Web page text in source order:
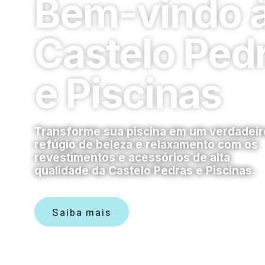
Bem-vindo
Castelo
e Piscinas
Transforme sua piscina em um
refúgio de beleza e relaxamento com os
revestimentos e acessórios de alta
qualidade da Castelo Pedras e Piscinas.
Saiba mais